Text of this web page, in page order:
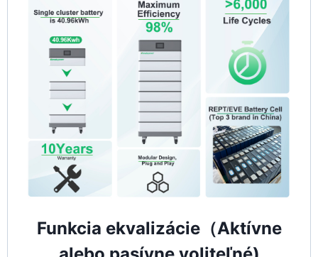
Funkcia ekvalizácie（Aktívne